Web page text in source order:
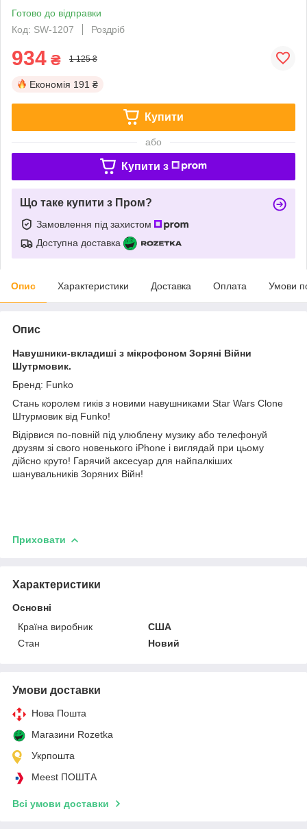
Готово до відправки
Код: SW-1207
Роздріб
934 ₴ 1 125 ₴
Економія 191 ₴
Купити
або
Купити з
Що таке купити з Пром?
Замовлення під захистом
Доступна доставка
Опис Характеристики Доставка Оплата Умови
Опис
Навушники-вкладиші з мікрофоном Зоряні Війни
Шутрмовик.
Бренд: Funko
Стань королем гиків з новими навушниками Star Wars Clone
Штурмовик від Funko!
Відірвися по-повній під улюблену музику або телефонуй
друзям зі свого новенького iPhone і виглядай при цьому
дійсно круто! Гарячий аксесуар для найпалкіших
шанувальників Зоряних Війн!
Приховати
Характеристики
Основні
Країна виробник
США
Стан
Новий
Умови доставки
Нова Пошта
Магазини Rozetka
Укрпошта
Meest ПОШТА
Всі умови доставки